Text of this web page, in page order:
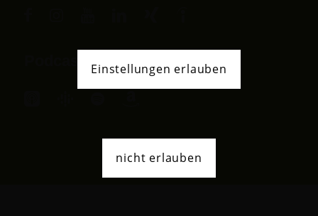
Einstellungen erlauben
nicht erlauben